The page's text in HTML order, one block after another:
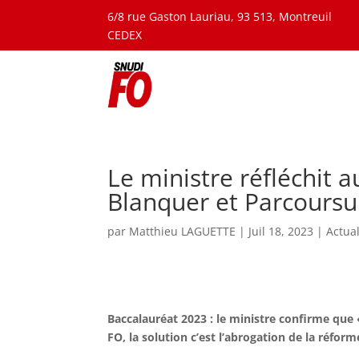
6/8 rue Gaston Lauriau, 93 513, Montreuil
CEDEX
Le ministre réfléchit
Blanquer et
par Matthieu LAGUETTE | Juil 18, 2023 |
Baccalauréat 2023 : le ministre confirme
FO, la solution c’est l’abrogation de la